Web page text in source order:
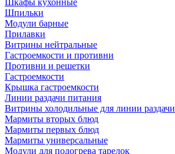
Шкафы кухонные
Шпильки
Модули барные
Прилавки
Витрины нейтральные
Гастроемкости и противни
Противни и решетки
Гастроемкости
Крышка гастроемкости
Линии раздачи питания
Витрины холодильные для линии раздачи
Мармиты вторых блюд
Мармиты первых блюд
Мармиты универсальные
Модули для подогрева тарелок